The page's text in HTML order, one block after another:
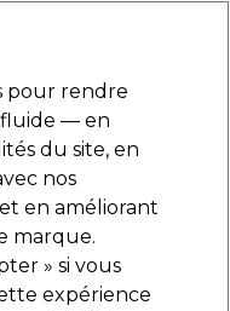
connecter
et Matériel
pour rendre
— en
du site, en
nos
en améliorant
marque.
» si vous
expérience